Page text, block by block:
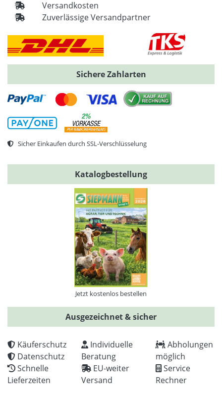
Versandkosten
Zuverlässige Versandpartner
Sichere Zahlarten
Sicher Einkaufen durch SSL-Verschlüsselung
Katalogbestellung
Jetzt kostenlos bestellen
Ausgezeichnet & sicher
Käuferschutz
Datenschutz
Schnelle
Lieferzeiten
Individuelle
Beratung
EU-weiter
Versand
Abholungen
möglich
Service
Rechner